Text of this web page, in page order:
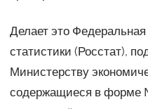
Делает это
статистики (Росстат),
Министерству
содержащиеся в форме